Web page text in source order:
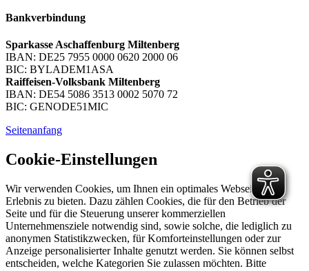
Bankverbindung
Sparkasse Aschaffenburg Miltenberg
IBAN: DE25 7955 0000 0620 2000 06
BIC: BYLADEM1ASA
Raiffeisen-Volksbank Miltenberg
IBAN: DE54 5086 3513 0002 5070 72
BIC: GENODE51MIC
Seitenanfang
Cookie-Einstellungen
Wir verwenden Cookies, um Ihnen ein optimales Webseiten-
Erlebnis zu bieten. Dazu zählen Cookies, die für den Betrieb der
Seite und für die Steuerung unserer kommerziellen
Unternehmensziele notwendig sind, sowie solche, die lediglich zu
anonymen Statistikzwecken, für Komforteinstellungen oder zur
Anzeige personalisierter Inhalte genutzt werden. Sie können selbst
entscheiden, welche Kategorien Sie zulassen möchten. Bitte